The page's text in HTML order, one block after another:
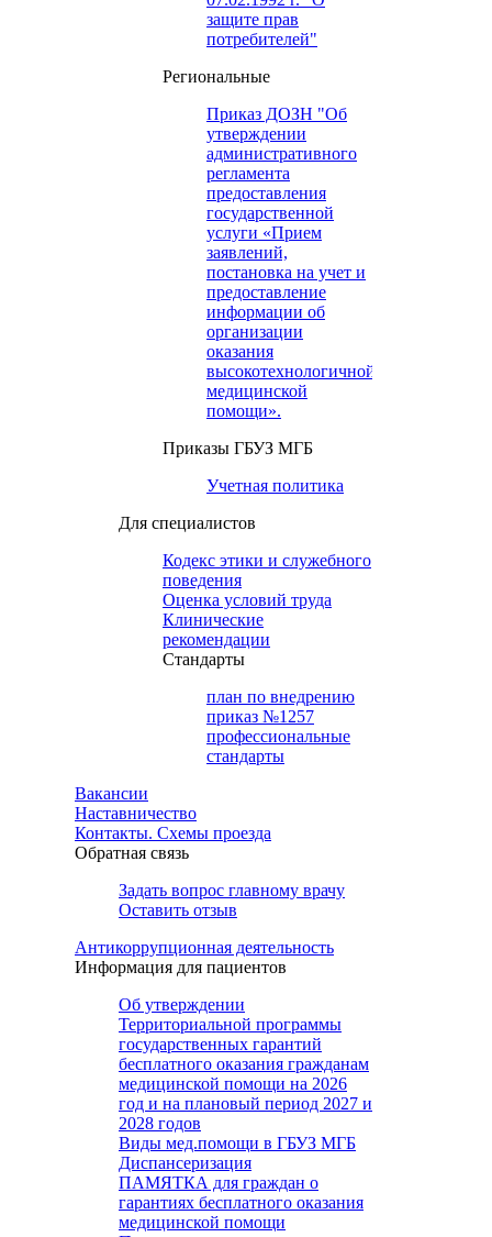
защите прав
потребителей"
Региональные
Приказ ДОЗН "Об
утверждении
административного
регламента
предоставления
государственной
услуги «Прием
заявлений,
постановка на учет и
предоставление
информации об
организации
оказания
высокотехнологичной
медицинской
помощи».
Приказы ГБУЗ МГБ
Учетная политика
Для специалистов
Кодекс этики и служебного
поведения
Оценка условий труда
Клинические
рекомендации
Cтандарты
план по внедрению
приказ №1257
профессиональные
стандарты
Вакансии
Наставничество
Контакты. Схемы проезда
Обратная связь
Задать вопрос главному врачу
Оставить отзыв
Антикоррупционная деятельность
Информация для пациентов
Об утверждении
Территориальной программы
государственных гарантий
бесплатного оказания гражданам
медицинской помощи на 2026
год и на плановый период 2027 и
2028 годов
Виды мед.помощи в ГБУЗ МГБ
Диспансеризация
ПАМЯТКА для граждан о
гарантиях бесплатного оказания
медицинской помощи